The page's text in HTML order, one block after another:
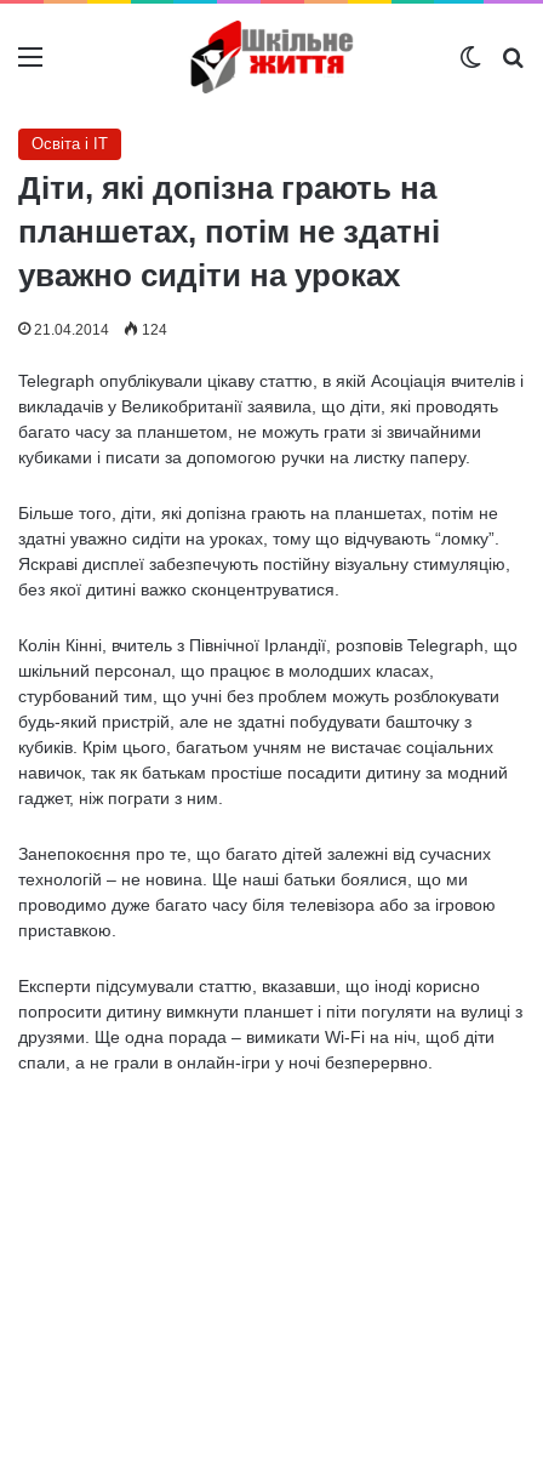
Меню
Освіта і IT
Діти, які допізна грають на
планшетах, потім не здатні
уважно сидіти на уроках
21.04.2014 124
Telegraph опублікували цікаву статтю, в якій Асоціація вчителів і
викладачів у Великобританії заявила, що діти, які проводять
багато часу за планшетом, не можуть грати зі звичайними
кубиками і писати за допомогою ручки на листку паперу.
Більше того, діти, які допізна грають на планшетах, потім не
здатні уважно сидіти на уроках, тому що відчувають “ломку”.
Яскраві дисплеї забезпечують постійну візуальну стимуляцію,
без якої дитині важко сконцентруватися.
Колін Кінні, вчитель з Північної Ірландії, розповів Telegraph, що
шкільний персонал, що працює в молодших класах,
стурбований тим, що учні без проблем можуть розблокувати
будь-який пристрій, але не здатні побудувати башточку з
кубиків. Крім цього, багатьом учням не вистачає соціальних
навичок, так як батькам простіше посадити дитину за модний
гаджет, ніж пограти з ним.
Занепокоєння про те, що багато дітей залежні від сучасних
технологій – не новина. Ще наші батьки боялися, що ми
проводимо дуже багато часу біля телевізора або за ігровою
приставкою.
Експерти підсумували статтю, вказавши, що іноді корисно
попросити дитину вимкнути планшет і піти погуляти на вулиці з
друзями. Ще одна порада – вимикати Wi-Fi на ніч, щоб діти
спали, а не грали в онлайн-ігри у ночі безперервно.